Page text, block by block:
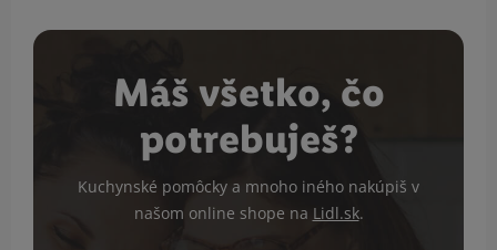
Máš všetko, čo
potrebuješ?
Kuchynské pomôcky a mnoho iného nakúpiš v
našom online shope na Lidl.sk.